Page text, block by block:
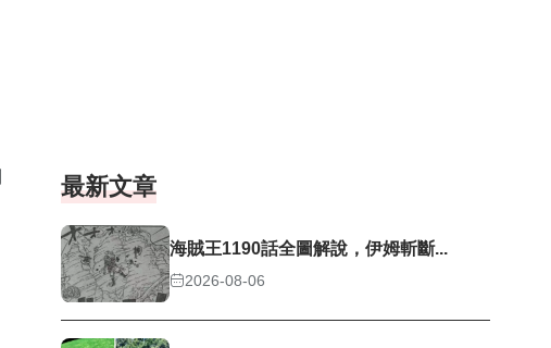
最新文章
海賊王1190話全圖解說，伊姆斬斷...
2026-08-06